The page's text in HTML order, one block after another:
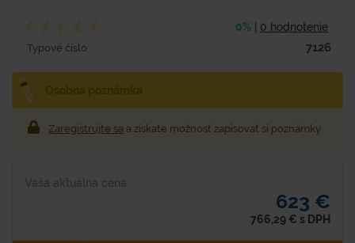
0% 0 hodnotenie
Typové číslo 7126
Zaregistrujte sa a získate možnosť zapisovať si poznámky
Vaša aktuálna cena
623 €
766,29 € s DPH